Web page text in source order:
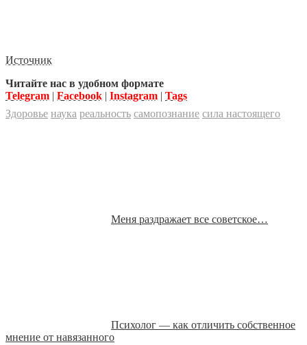
Источник
Читайте нас в удобном формате
Telegram | Facebook | Instagram | Tags
Здоровье наука реальность самопознание сила настоящего
Меня раздражает все советское…
Психолог — как отличить собственное
мнение от навязанного